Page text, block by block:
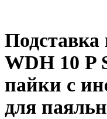
Подставка
WDH 10 P
пайки с
для